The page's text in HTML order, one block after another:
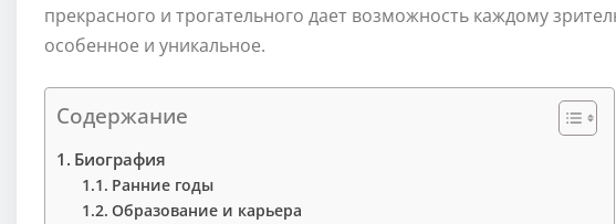
прекрасного и трогательного дает возможность каждому
особенное и уникальное.
Содержание
Биография
Ранние годы
Образование и карьера